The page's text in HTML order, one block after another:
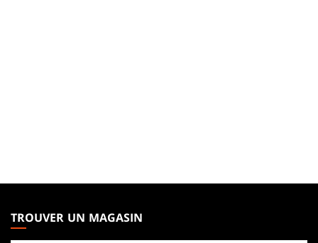
THE
GATHERING
TROUVER UN MAGASIN